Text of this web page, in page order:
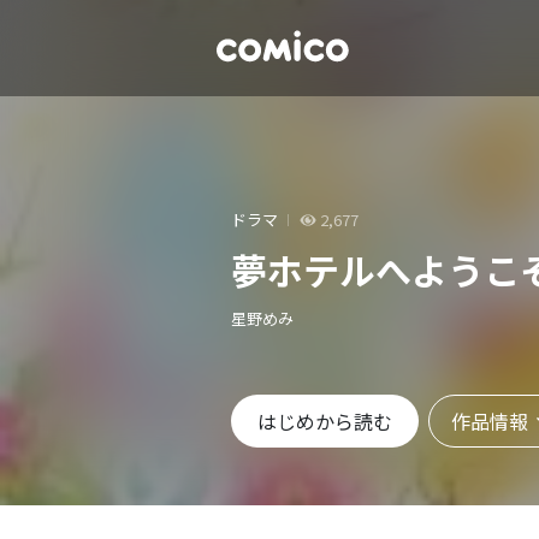
ドラマ 2,677
夢ホテルへようこ
星野めみ
はじめから読む 作品情報